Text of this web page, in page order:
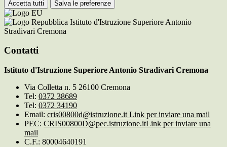
Accetta tutti Salva le preferenze
Istituto d'Istruzione Superiore Antonio
Stradivari Cremona
Contatti
Istituto d'Istruzione Superiore Antonio Stradivari Cremona
Via Colletta n. 5 26100 Cremona
Tel: 0372 38689
Tel: 0372 34190
Email: cris00800d@istruzione.it Link per inviare una mail
PEC: CRIS00800D@pec.istruzione.itLink per inviare una
mail
C.F.: 80004640191